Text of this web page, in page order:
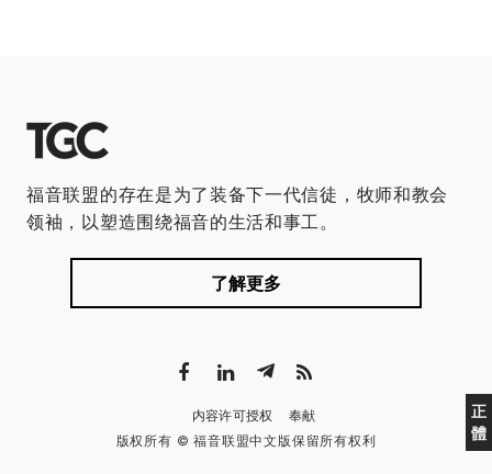
正
體
福音联盟的存在是为了装备下一代信徒，牧师和教会
领袖，以塑造围绕福音的生活和事工。
了解更多
内容许可授权
奉献
版权所有 © 福音联盟中文版保留所有权利